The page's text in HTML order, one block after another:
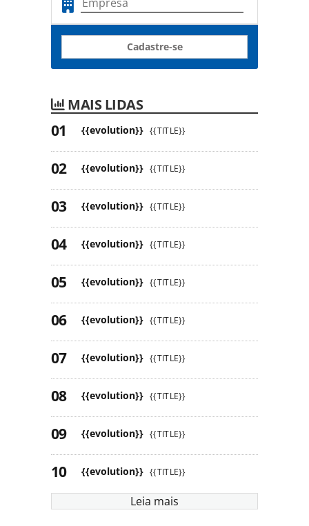
Cadastre-se
MAIS LIDAS
{{evolution}} {{TITLE}}
{{evolution}} {{TITLE}}
{{evolution}} {{TITLE}}
{{evolution}} {{TITLE}}
{{evolution}} {{TITLE}}
{{evolution}} {{TITLE}}
{{evolution}} {{TITLE}}
{{evolution}} {{TITLE}}
{{evolution}} {{TITLE}}
{{evolution}} {{TITLE}}
Leia mais